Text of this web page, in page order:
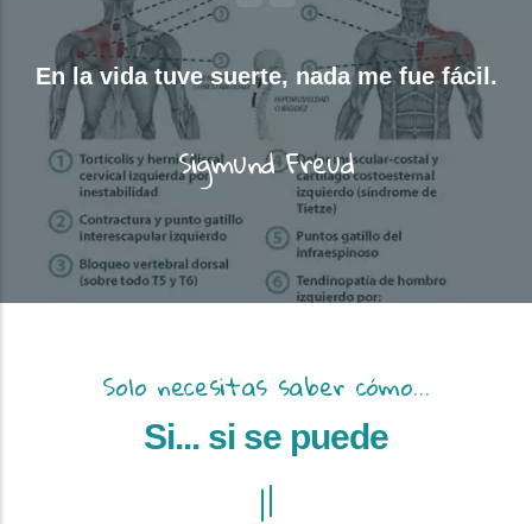
En la vida tuve suerte, nada me fue fácil.
Sigmund Freud
Solo necesitas saber cómo...
Si... si se puede